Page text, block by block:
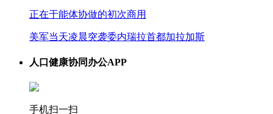
正在于能体协做的初次商用
美军当天凌晨突袭委内瑞拉首都加拉加斯
人口健康协同办公APP
手机扫一扫